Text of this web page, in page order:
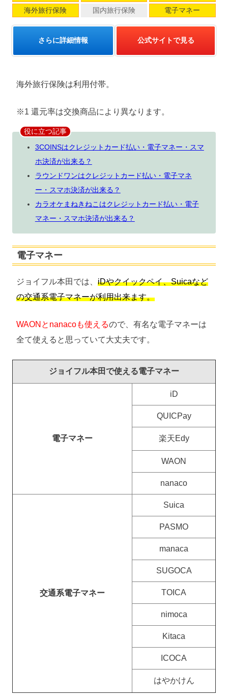
海外旅行保険 国内旅行保険 電子マネー
さらに詳細情報 公式サイトで見る
海外旅行保険は利用付帯。
※1 還元率は交換商品により異なります。
役に立つ記事
3COINSはクレジットカード払い・電子マネー・スマ
ホ決済が出来る？
ラウンドワンはクレジットカード払い・電子マネ
ー・スマホ決済が出来る？
カラオケまねきねこはクレジットカード払い・電子
マネー・スマホ決済が出来る？
電子マネー
ジョイフル本田では、 iDやクイックペイ、Suicaなど
の交通系電子マネーが利用出来ます。
WAONとnanacoも使えるので、有名な電子マネーは
全て使えると思っていて大丈夫です。
ジョイフル本田で使える電子マネー
電子マネー
iD
QUICPay
楽天Edy
WAON
nanaco
交通系電子マネー
Suica
PASMO
manaca
SUGOCA
TOICA
nimoca
Kitaca
ICOCA
はやかけん